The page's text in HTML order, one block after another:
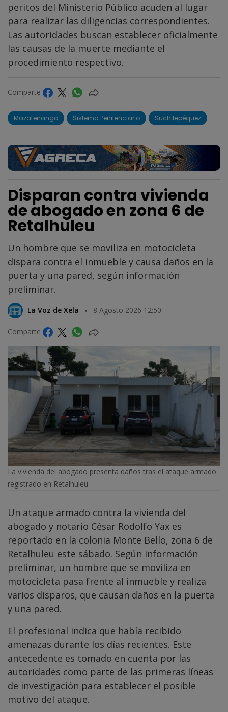
peritos del Ministerio Público acuden al lugar
para realizar las diligencias correspondientes.
Las autoridades buscan establecer oficialmente
las causas de la muerte mediante el
procedimiento respectivo.
Comparte
Mazatenango Sistema Penitenciario Suchitepéquez
Disparan contra vivienda
de abogado en zona 6 de
Retalhuleu
Un hombre que se moviliza en motocicleta
dispara contra el inmueble y causa daños en la
puerta y una pared, según información
preliminar.
La Voz de Xela 8 Agosto 2026 12:50
Comparte
La vivienda del abogado presenta daños tras el ataque armado
registrado en Retalhuleu.
Un ataque armado contra la vivienda del
abogado y notario César Rodolfo Yax es
reportado en la colonia Monte Bello, zona 6 de
Retalhuleu este sábado. Según información
preliminar, un hombre que se moviliza en
motocicleta pasa frente al inmueble y realiza
varios disparos, que causan daños en la puerta
y una pared.
El profesional indica que había recibido
amenazas durante los días recientes. Este
antecedente es tomado en cuenta por las
autoridades como parte de las primeras líneas
de investigación para establecer el posible
motivo del ataque.